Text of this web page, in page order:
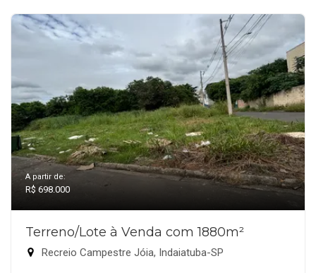
A partir de:
R$ 698.000
Terreno/Lote à Venda com 1880m²
Recreio Campestre Jóia, Indaiatuba-SP